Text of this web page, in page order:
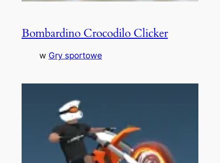
Bombardino Crocodilo Clicker
w Gry sportowe